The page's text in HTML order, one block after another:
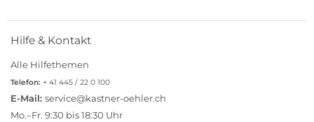
Hilfe & Kontakt
Alle Hilfethemen
Telefon: + 41 445 / 22 0 100
E-Mail: service@kastner-oehler.ch
Mo.–Fr. 9:30 bis 18:30 Uhr